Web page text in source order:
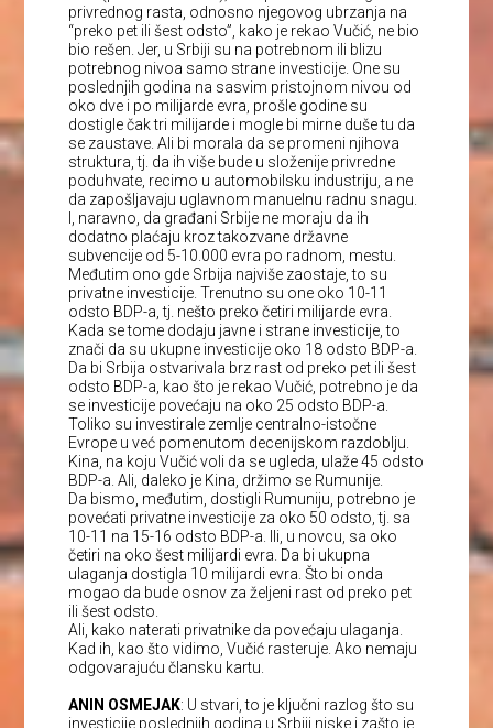
privrednog rasta, odnosno njegovog ubrzanja na
“preko pet ili šest odsto”, kako je rekao Vučić, ne bio
bio rešen. Jer, u Srbiji su na potrebnom ili blizu
potrebnog nivoa samo strane investicije. One su
poslednjih godina na sasvim pristojnom nivou od
oko dve i po milijarde evra, prošle godine su
dostigle čak tri milijarde i mogle bi mirne duše tu da
se zaustave. Ali bi morala da se promeni njihova
struktura, tj. da ih više bude u složenije privredne
poduhvate, recimo u automobilsku industriju, a ne
da zapošljavaju uglavnom manuelnu radnu snagu.
I, naravno, da građani Srbije ne moraju da ih
dodatno plaćaju kroz takozvane državne
subvencije od 5-10.000 evra po radnom, mestu.
Međutim ono gde Srbija najviše zaostaje, to su
privatne investicije. Trenutno su one oko 10-11
odsto BDP-a, tj. nešto preko četiri milijarde evra.
Kada se tome dodaju javne i strane investicije, to
znači da su ukupne investicije oko 18 odsto BDP-a.
Da bi Srbija ostvarivala brz rast od preko pet ili šest
odsto BDP-a, kao što je rekao Vučić, potrebno je da
se investicije povećaju na oko 25 odsto BDP-a.
Toliko su investirale zemlje centralno-istočne
Evrope u već pomenutom decenijskom razdoblju.
Kina, na koju Vučić voli da se ugleda, ulaže 45 odsto
BDP-a. Ali, daleko je Kina, držimo se Rumunije.
Da bismo, međutim, dostigli Rumuniju, potrebno je
povećati privatne investicije za oko 50 odsto, tj. sa
10-11 na 15-16 odsto BDP-a. Ili, u novcu, sa oko
četiri na oko šest milijardi evra. Da bi ukupna
ulaganja dostigla 10 milijardi evra. Što bi onda
mogao da bude osnov za željeni rast od preko pet
ili šest odsto.
Ali, kako naterati privatnike da povećaju ulaganja.
Kad ih, kao što vidimo, Vučić rasteruje. Ako nemaju
odgovarajuću člansku kartu.
ANIN OSMEJAK: U stvari, to je ključni razlog što su
investicije poslednjih godina u Srbiji niske i zašto je,